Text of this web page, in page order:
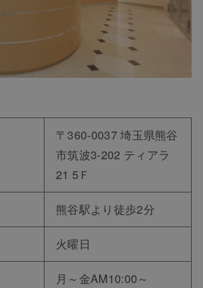
〒360-0037 埼玉県熊谷
市筑波3-202 ティアラ
21 5Ｆ
熊谷駅より徒歩2分
火曜日
月～金AM10:00～